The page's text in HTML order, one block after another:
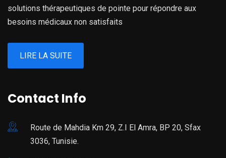
solutions thérapeutiques de pointe pour répondre aux
besoins médicaux non satisfaits
LIRE LA SUITE
Contact Info
Route de Mahdia Km 29, Z.I El Amra, BP 20, Sfax
3036, Tunisie.